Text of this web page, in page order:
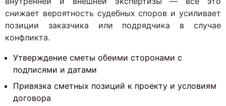
снижает вероятность судебных споров и усиливает
позиции заказчика или подрядчика в случае
конфликта.
Утверждение сметы обеими сторонами с
подписями и датами
Привязка сметных позиций к проекту и условиям
договора